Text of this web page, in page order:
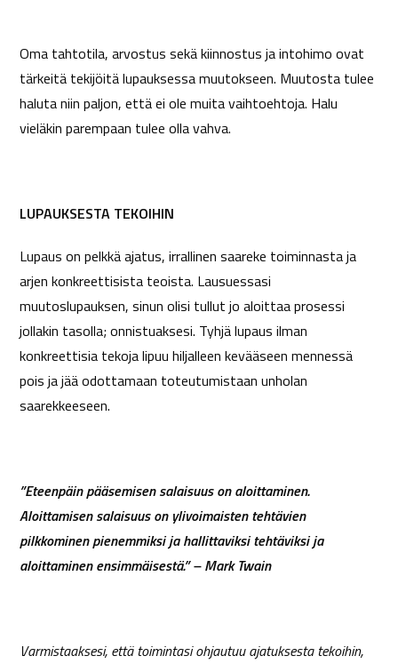
Oma tahtotila, arvostus sekä kiinnostus ja intohimo ovat
tärkeitä tekijöitä lupauksessa muutokseen. Muutosta tulee
haluta niin paljon, että ei ole muita vaihtoehtoja. Halu
vieläkin parempaan tulee olla vahva.
LUPAUKSESTA TEKOIHIN
Lupaus on pelkkä ajatus, irrallinen saareke toiminnasta ja
arjen konkreettisista teoista. Lausuessasi
muutoslupauksen, sinun olisi tullut jo aloittaa prosessi
jollakin tasolla; onnistuaksesi. Tyhjä lupaus ilman
konkreettisia tekoja lipuu hiljalleen kevääseen mennessä
pois ja jää odottamaan toteutumistaan unholan
saarekkeeseen.
”Eteenpäin pääsemisen salaisuus on aloittaminen.
Aloittamisen salaisuus on ylivoimaisten tehtävien
pilkkominen pienemmiksi ja hallittaviksi tehtäviksi ja
aloittaminen ensimmäisestä.” – Mark Twain
Varmistaaksesi, että toimintasi ohjautuu ajatuksesta tekoihin,